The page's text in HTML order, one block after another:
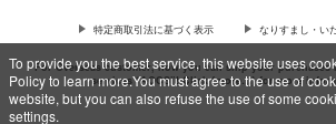
To provide you the best service, this website uses
Policy to learn more.You must agree to the use of
website, but you can also refuse the use of some
settings.
特定商取引法に基づく表示 なりすまし・い
For Overseas customer, now you can ship your purchases
services “AOCS”! Click {more…} for more